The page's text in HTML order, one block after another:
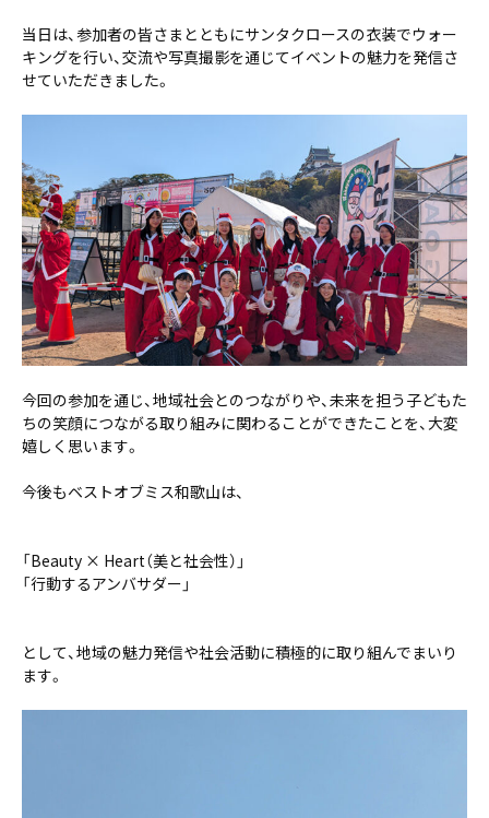
当日は、参加者の皆さまとともにサンタクロースの衣装でウォー
キングを行い、交流や写真撮影を通じてイベントの魅力を発信さ
せていただきました。
今回の参加を通じ、地域社会とのつながりや、未来を担う子どもた
ちの笑顔につながる取り組みに関わることができたことを、大変
嬉しく思います。
今後もベストオブミス和歌山は、
「Beauty × Heart（美と社会性）」
「行動するアンバサダー」
として、地域の魅力発信や社会活動に積極的に取り組んでまいり
ます。